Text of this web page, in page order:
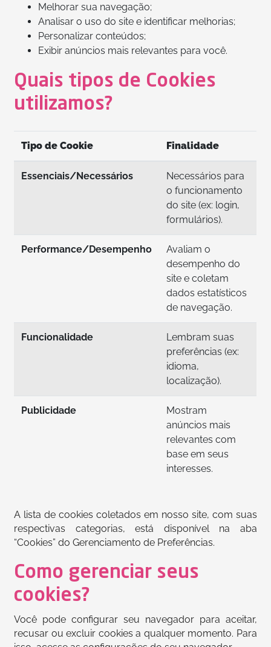
Melhorar sua navegação;
Analisar o uso do site e identificar melhorias;
Personalizar conteúdos;
Exibir anúncios mais relevantes para você.
Quais tipos de Cookies
utilizamos?
Tipo de Cookie Finalidade
Essenciais/Necessários
Necessários para
o funcionamento
do site (ex: login,
formulários).
Performance/Desempenho
Avaliam o
desempenho do
site e coletam
dados estatísticos
de navegação.
Funcionalidade
Lembram suas
preferências (ex:
idioma,
localização).
Publicidade
Mostram
anúncios mais
relevantes com
base em seus
interesses.
A lista de cookies coletados em nosso site, com suas
respectivas categorias, está disponível na aba
“Cookies” do Gerenciamento de Preferências.
Como gerenciar seus
cookies?
Você pode configurar seu navegador para aceitar,
recusar ou excluir cookies a qualquer momento. Para